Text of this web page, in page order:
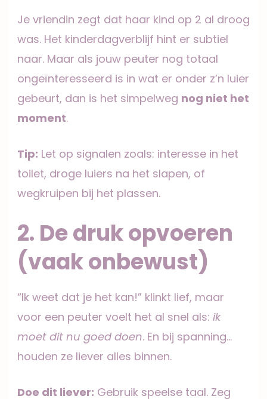
Je vriendin zegt dat haar kind op 2 al droog
was. Het kinderdagverblijf hint er subtiel
naar. Maar als jouw peuter nog totaal
ongeïnteresseerd is in wat er onder z’n luier
gebeurt, dan is het simpelweg nog niet het
moment.
Tip: Let op signalen zoals: interesse in het
toilet, droge luiers na het slapen, of
wegkruipen bij het plassen.
2. De druk opvoeren
(vaak onbewust)
“Ik weet dat je het kan!” klinkt lief, maar
voor een peuter voelt het al snel als: ik
moet dit nu goed doen. En bij spanning…
houden ze liever alles binnen.
Doe dit liever: Gebruik speelse taal. Zeg